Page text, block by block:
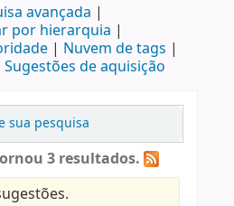
avançada
por hierarquia
Nuvem de tags
Sugestões de aquisição
sua pesquisa
3 resultados.